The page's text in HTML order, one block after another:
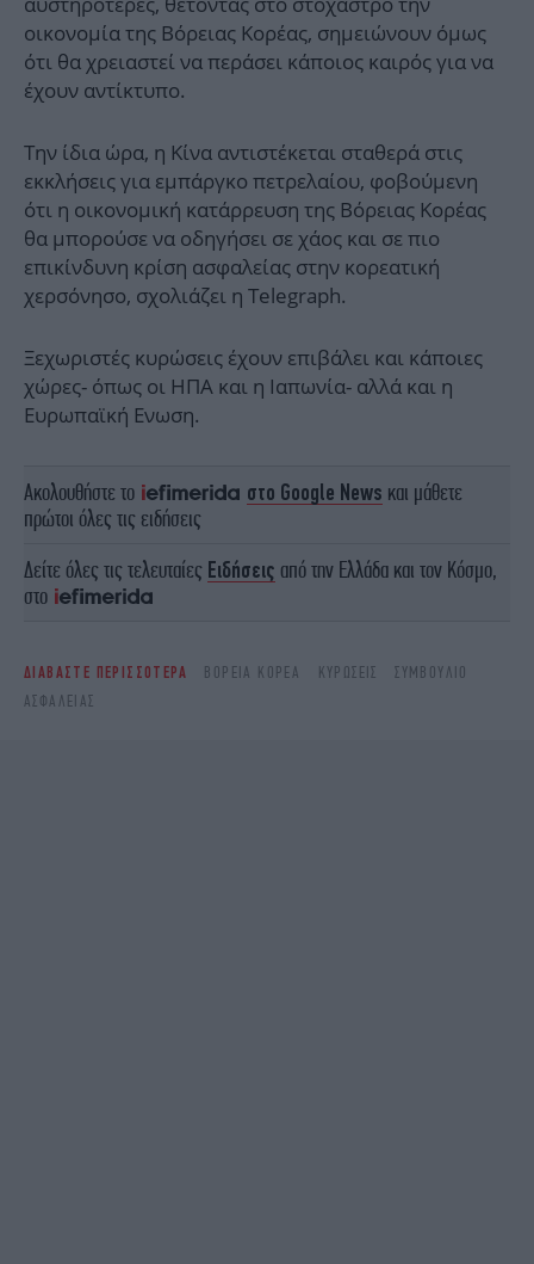
οικονομία της Βόρειας Κορέας, σημειώνουν όμως
ότι θα χρειαστεί να περάσει κάποιος καιρός για να
έχουν αντίκτυπο.
Την ίδια ώρα, η Κίνα αντιστέκεται σταθερά στις
εκκλήσεις για εμπάργκο πετρελαίου, φοβούμενη
ότι η οικονομική κατάρρευση της Βόρειας Κορέας
θα μπορούσε να οδηγήσει σε χάος και σε πιο
επικίνδυνη κρίση ασφαλείας στην κορεατική
χερσόνησο, σχολιάζει η Telegraph.
Ξεχωριστές κυρώσεις έχουν επιβάλει και κάποιες
χώρες- όπως οι ΗΠΑ και η Ιαπωνία- αλλά και η
Ευρωπαϊκή Ενωση.
Ακολουθήστε το στο Google News και μάθετε
πρώτοι όλες τις ειδήσεις
Δείτε όλες τις τελευταίες Ειδήσεις από την Ελλάδα και τον Κόσμο,
στο
ΔΙΑΒΑΣΤΕ ΠΕΡΙΣΣΟΤΕΡΑ ΒΌΡΕΙΑ ΚΟΡΈΑ ΚΥΡΏΣΕΙΣ
ΣΥΜΒΟΎΛΙΟ
ΑΣΦΑΛΕΊΑΣ